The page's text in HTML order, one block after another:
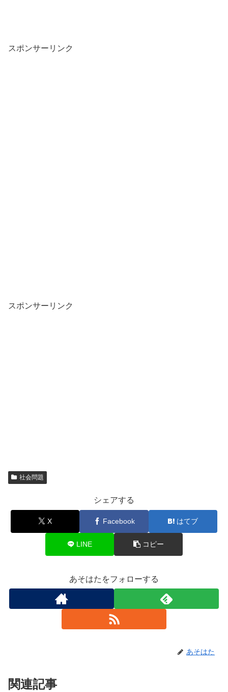
スポンサーリンク
スポンサーリンク
社会問題
シェアする
X Facebook はてブ
LINE コピー
あそはたをフォローする
あそはた
関連記事